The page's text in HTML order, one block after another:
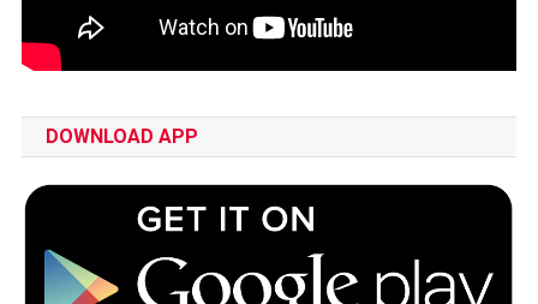
DOWNLOAD APP